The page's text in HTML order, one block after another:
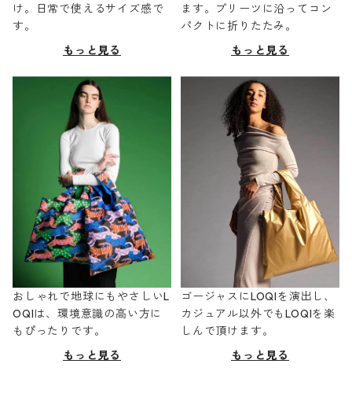
け。日常で使えるサイズ感で
す。
もっと見る
ます。プリーツに沿ってコン
パクトに折りたたみ。
もっと見る
おしゃれで地球にもやさしいL
OQIは、環境意識の高い方に
もぴったりです。
もっと見る
ゴージャスにLOQIを演出し、
カジュアル以外でもLOQIを楽
しんで頂けます。
もっと見る